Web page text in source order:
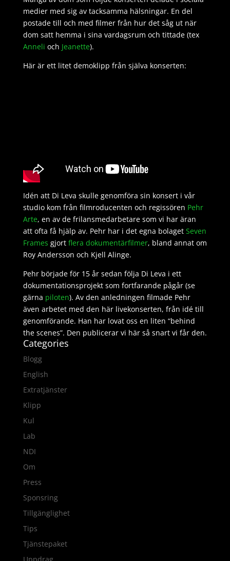
medier med sig av tacksamma hälsningar. En del
postade till och med filmer från hur det såg ut när
dom satt hemma i sina vardagsrum och tittade (tex
Anneli och Jeanette).
Här är ett litet demoklipp från själva konserten:
Idén att Di Leva skulle genomföra sin konsert i vår
studio kom från filmroducenten och regissören Pehr
Arte, en av de frilansmedarbetare som vi har äran
att ofta få hjälp av. Pehr har i det egna bolaget Seven
Frames gjort flera dokumentärfilmer, bland annat om
Roy Andersson och Kjell Alinge.
Pehr började för 15 år sedan följa Di Leva i ett
dokumentationsprojekt som fortfarande pågår (se
gärna piloten). Av den anledningen filmade Pehr
även arbetet med den här livekonserten, från idé till
genomförande. Han har lovat oss en liten “behind
the scenes”. Den publicerar vi här så snart vi får den.
Categories
Blogg
English
Extratjänster
Klipp
Kul
Lab
NDI
Om
Press
Sponsring
Tillgänglighet
Tips
Tjänstepaket
Uppdrag